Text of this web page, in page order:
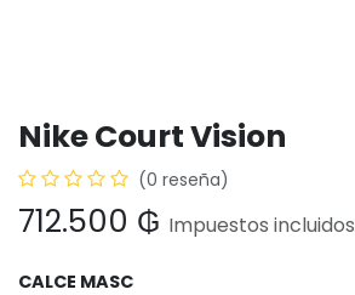
Nike Court Vision
(0 reseña)
712.500 ₲ Impuestos incluidos
CALCE MASC